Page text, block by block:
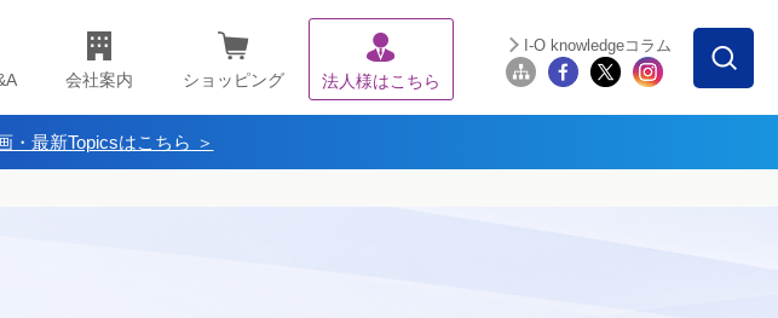
会社案内 ショッピング 法人様はこちら
I-O knowledgeコラム
・最新Topicsはこちら ＞